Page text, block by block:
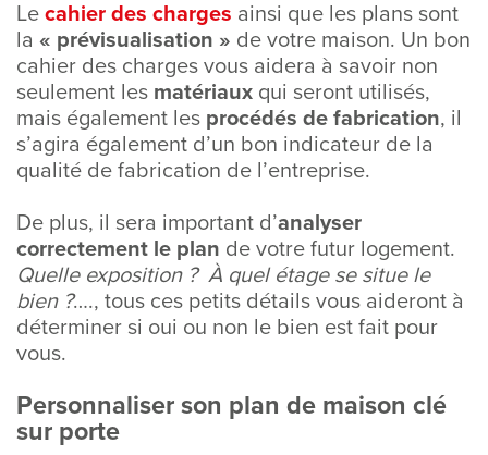
Le cahier des charges ainsi que les plans sont
la « prévisualisation » de votre maison. Un bon
cahier des charges vous aidera à savoir non
seulement les matériaux qui seront utilisés,
mais également les procédés de fabrication, il
s’agira également d’un bon indicateur de la
qualité de fabrication de l’entreprise.
De plus, il sera important d’analyser
correctement le plan de votre futur logement.
Quelle exposition ? À quel étage se situe le
bien ?…., tous ces petits détails vous aideront à
déterminer si oui ou non le bien est fait pour
vous.
Personnaliser son plan de maison clé
sur porte